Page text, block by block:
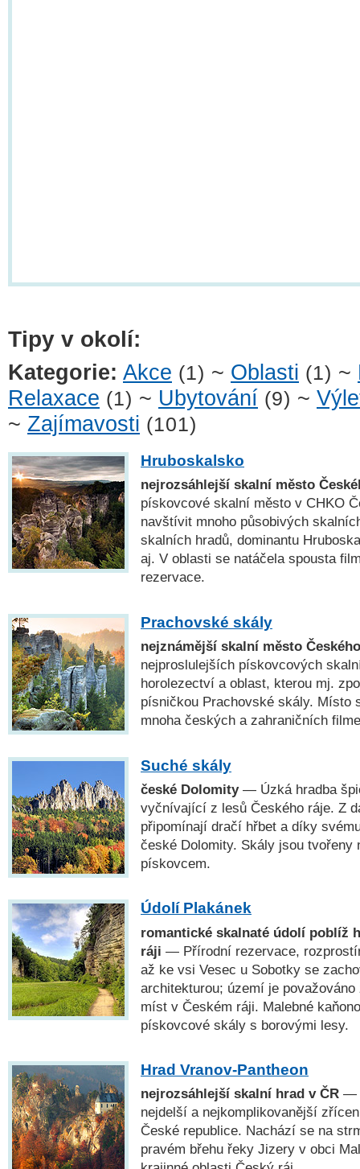
Tipy v okolí:
Kategorie: Akce (1) ~ Oblasti (1) ~
Relaxace (1) ~ Ubytování (9) ~
~ Zajímavosti (101)
Hruboskalsko
nejrozsáhlejší skalní město
pískovcové skalní město v CHKO
navštívit mnoho působivých
skalních hradů, dominantu
aj. V oblasti se natáčela spousta
rezervace.
Prachovské skály
nejznámější skalní město
nejproslulejších pískovcových
horolezectví a oblast, kterou mj.
písničkou Prachovské skály. Místo
mnoha českých a zahraničních
Suché skály
české Dolomity— Úzká hradba
vyčnívající z lesů Českého ráje. Z
připomínají dračí hřbet a díky
české Dolomity. Skály jsou
pískovcem.
Údolí Plakánek
romantické skalnaté údolí poblíž
ráji — Přírodní rezervace,
až ke vsi Vesec u Sobotky se
architekturou; území je
míst v Českém ráji. Malebné
pískovcové skály s borovými lesy.
Hrad Vranov-Pantheon
nejrozsáhlejší skalní hrad v ČR —
nejdelší a nejkomplikovanější
České republice. Nachází se na
pravém břehu řeky Jizery v obci